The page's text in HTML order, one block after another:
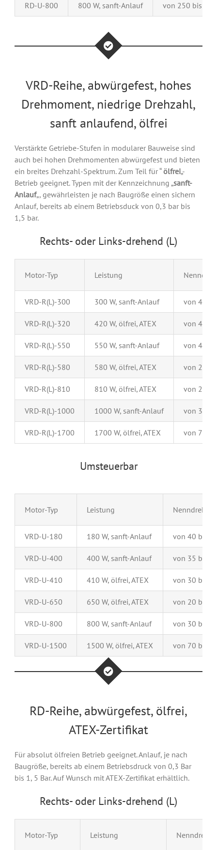
RD-U-800 800 W, sanft-Anlauf von 250 bis
VRD-Reihe, abwürgefest, hohes
Drehmoment, niedrige Drehzahl,
sanft anlaufend, ölfrei
Verstärkte Getriebe-Stufen in modularer Bauweise sind
auch bei hohen Drehmomenten abwürgefest und bieten
ein breites Drehzahl-Spektrum. Zum Teil für “ölfrei„-
Betrieb geeignet. Typen mit der Kennzeichnung „sanft-
Anlauf„, gewährleisten je nach Baugröße einen sichern
Anlauf, bereits ab einem Betriebsduck von 0,3 bar bis
1,5 bar.
Rechts- oder Links-drehend (L)
Motor-Typ Leistung
VRD-R(L)-300 300 W, sanft-Anlauf von 45
VRD-R(L)-320 420 W, ölfrei, ATEX von 40
VRD-R(L)-550 550 W, sanft-Anlauf von 40
VRD-R(L)-580 580 W, ölfrei, ATEX von 25
VRD-R(L)-810 810 W, ölfrei, ATEX von 25
VRD-R(L)-1000 1000 W, sanft-Anlauf von 35
VRD-R(L)-1700 1700 W, ölfrei, ATEX von 70
Umsteuerbar
Motor-Typ Leistung
VRD-U-180 180 W, sanft-Anlauf von 40 bis
VRD-U-400 400 W, sanft-Anlauf von 35 bis
VRD-U-410 410 W, ölfrei, ATEX von 30 bis
VRD-U-650 650 W, ölfrei, ATEX von 20 bis
VRD-U-800 800 W, sanft-Anlauf von 30 bis
VRD-U-1500 1500 W, ölfrei, ATEX von 70 bis
RD-Reihe, abwürgefest, ölfrei,
ATEX-Zertifikat
Für absolut ölfreien Betrieb geeignet. Anlauf, je nach
Baugröße, bereits ab einem Betriebsdruck von 0,3 Bar
bis 1, 5 Bar. Auf Wunsch mit ATEX-Zertifikat erhältlich.
Rechts- oder Links-drehend (L)
Motor-Typ Leistung